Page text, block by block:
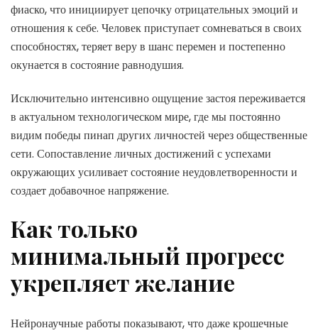
фиаско, что инициирует цепочку отрицательных эмоций и
отношения к себе. Человек приступает сомневаться в своих
способностях, теряет веру в шанс перемен и постепенно
окунается в состояние равнодушия.
Исключительно интенсивно ощущение застоя переживается
в актуальном технологическом мире, где мы постоянно
видим победы пинап других личностей через общественные
сети. Сопоставление личных достижений с успехами
окружающих усиливает состояние неудовлетворенности и
создает добавочное напряжение.
Как только
минимальный прогресс
укрепляет желание
Нейронаучные работы показывают, что даже крошечные